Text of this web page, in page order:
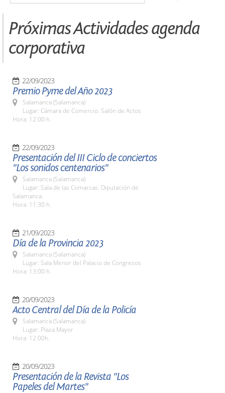
Próximas Actividades agenda
corporativa
22/09/2023
Premio Pyme del Año 2023
Salamanca (Salamanca)
Lugar: Cámara de Comercio. Salón de Actos
Hora: 12:00 h.
22/09/2023
Presentación del III Ciclo de conciertos
"Los sonidos centenarios"
Salamanca (Salamanca)
Lugar: Sala de las Comarcas. Diputación de
Salamanca.
Hora: 11:30 h.
21/09/2023
Día de la Provincia 2023
Salamanca (Salamanca)
Lugar: Sala Menor del Palacio de Congresos
Hora: 13:00 h.
20/09/2023
Acto Central del Día de la Policía
Salamanca (Salamanca)
Lugar: Plaza Mayor
Hora: 12:00h.
20/09/2023
Presentación de la Revista "Los
Papeles del Martes"